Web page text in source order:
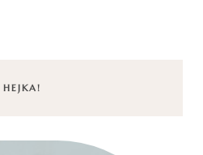
HEJKA!